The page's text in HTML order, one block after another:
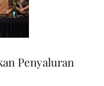
Penyaluran